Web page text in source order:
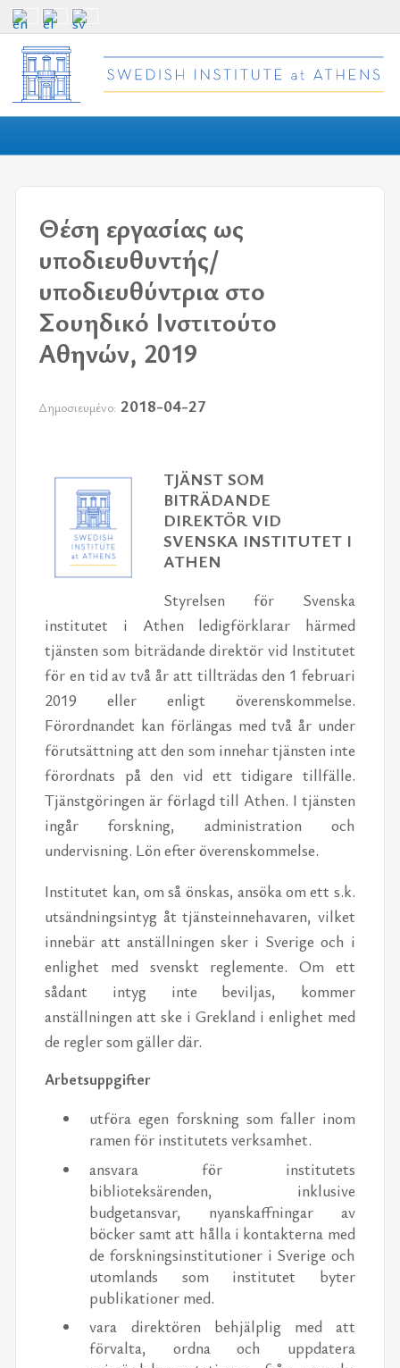
Θέση εργασίας ως
υποδιευθυντής/
υποδιευθύντρια στο
Σουηδικό Ινστιτούτο
Αθηνών, 2019
Δημοσιευμένο: 2018-04-27
TJÄNST SOM
BITRÄDANDE
DIREKTÖR VID
SVENSKA INSTITUTET I
ATHEN
Styrelsen för Svenska
institutet i Athen ledigförklarar härmed
tjänsten som biträdande direktör vid Institutet
för en tid av två år att tillträdas den 1 februari
2019 eller enligt överenskommelse.
Förordnandet kan förlängas med två år under
förutsättning att den som innehar tjänsten inte
förordnats på den vid ett tidigare tillfälle.
Tjänstgöringen är förlagd till Athen. I tjänsten
ingår forskning, administration och
undervisning. Lön efter överenskommelse.
Institutet kan, om så önskas, ansöka om ett s.k.
utsändningsintyg åt tjänsteinnehavaren, vilket
innebär att anställningen sker i Sverige och i
enlighet med svenskt reglemente. Om ett
sådant intyg inte beviljas, kommer
anställningen att ske i Grekland i enlighet med
de regler som gäller där.
Arbetsuppgifter
utföra egen forskning som faller inom
ramen för institutets verksamhet.
ansvara för institutets
biblioteksärenden, inklusive
budgetansvar, nyanskaffningar av
böcker samt att hålla i kontakterna med
de forskningsinstitutioner i Sverige och
utomlands som institutet byter
publikationer med.
vara direktören behjälplig med att
förvalta, ordna och uppdatera